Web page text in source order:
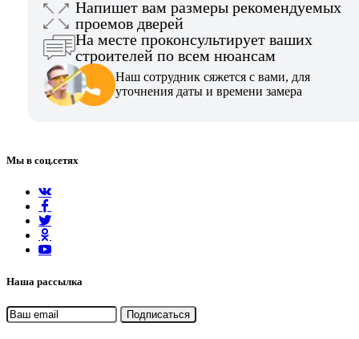
Напишет вам размеры рекомендуемых
проемов дверей
На месте проконсультирует ваших
строителей по всем нюансам
Наш сотрудник сяжется с вами, для
уточнения даты и времени замера
Мы в соц.сетях
Наша рассылка